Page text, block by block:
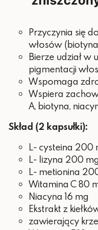
Witamina A
Selen
Biotyna
*RWS –
spożycia
Przyczynia się
włosów
Bierze udział w
pigmentacji
Wspomaga
Wspiera
A, biotyna,
Skład (2 kapsułki):
L- cysteina 200
L- lizyna 200
L- metionina
Witamina C 80
Niacyna 16 mg
Ekstrakt z
zawierający